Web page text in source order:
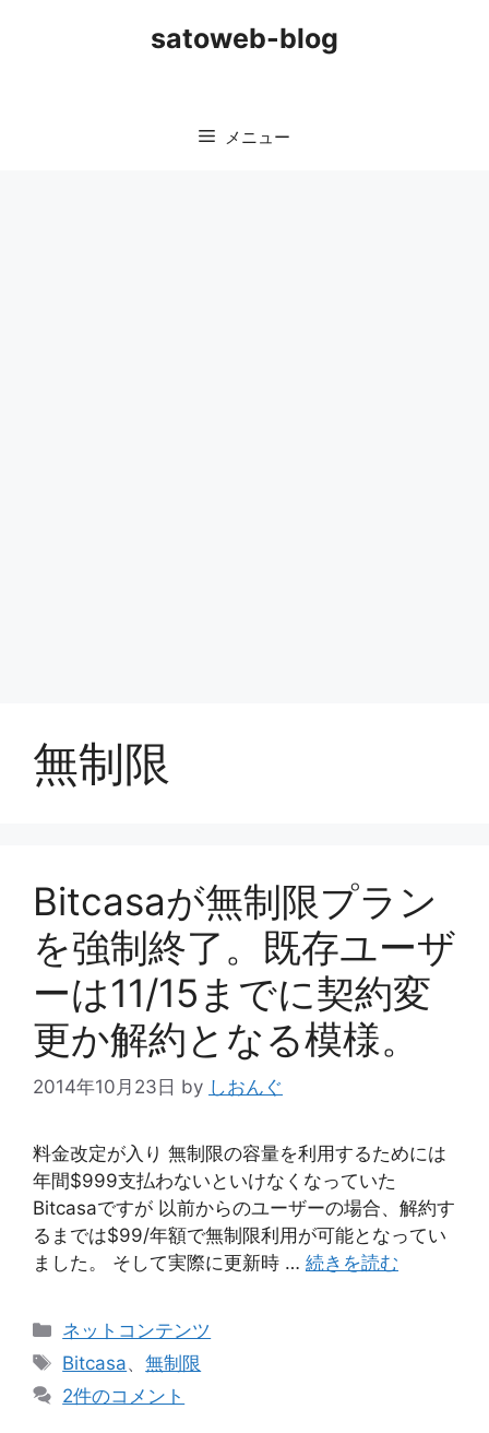
satoweb-blog
メニュー
無制限
Bitcasaが無制限プラン
を強制終了。既存ユーザ
ーは11/15までに契約変
更か解約となる模様。
2014年10月23日 by しおんぐ
料金改定が入り 無制限の容量を利用するためには
年間$999支払わないといけなくなっていた
Bitcasaですが 以前からのユーザーの場合、解約す
るまでは$99/年額で無制限利用が可能となってい
ました。 そして実際に更新時 … 続きを読む
カ
テ
リ
ネットコンテンツ
タ
グ
Bitcasa、無制限
2件のコメント